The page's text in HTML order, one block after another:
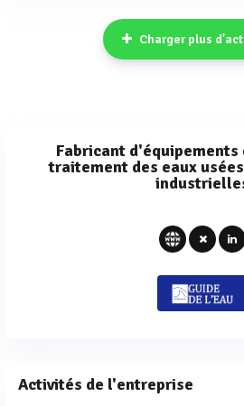
Charger plus
Fabricant d'équipements
traitement des eaux
Activités de l'entreprise